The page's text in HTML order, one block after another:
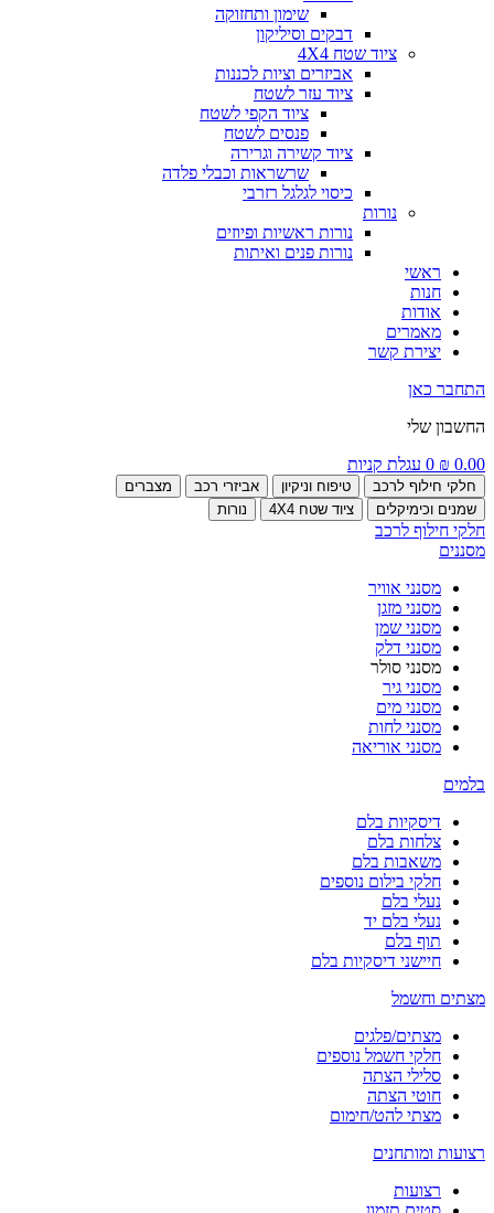
שימון ותחזוקה
דבקים וסיליקון
ציוד שטח 4X4
אביזרים וציות לכננות
ציוד עזר לשטח
ציוד הקפי לשטח
פנסים לשטח
ציוד קשירה וגרירה
שרשראות וכבלי פלדה
כיסוי לגלגל רזרבי
נורות
נורות ראשיות ופיוזים
נורות פנים ואיתות
ראשי
חנות
אודות
מאמרים
יצירת קשר
התחבר כאן
החשבון שלי
₪ 0.00
0 עגלת קניות
חלקי חילוף לרכב טיפוח וניקיון אביזרי רכב
מצברים
שמנים וכימיקלים
ציוד שטח 4X4 נורות
חלקי חילוף לרכב
מסננים
מסנני אוויר
מסנני מזגן
מסנני שמן
מסנני דלק
מסנני סולר
מסנני גיר
מסנני מים
מסנני לחות
מסנני אוריאה
בלמים
דיסקיות בלם
צלחות בלם
משאבות בלם
חלקי בילום נוספים
נעלי בלם
נעלי בלם יד
תוף בלם
חיישני דיסקיות בלם
מצתים וחשמל
מצתים/פלגים
חלקי חשמל נוספים
סלילי הצתה
חוטי הצתה
מצתי להט/חימום
רצועות ומותחנים
רצועות